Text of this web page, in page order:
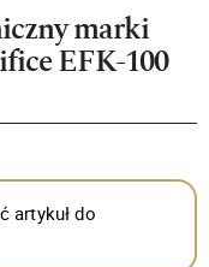
marki
EFK-100
artykuł do